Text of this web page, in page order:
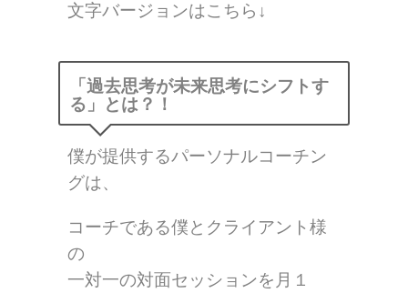
文字バージョンはこちら↓
「過去思考が未来思考にシフトす
る」とは？！
僕が提供するパーソナルコーチン
グは、
コーチである僕とクライアント様
の
一対一の対面セッションを月１